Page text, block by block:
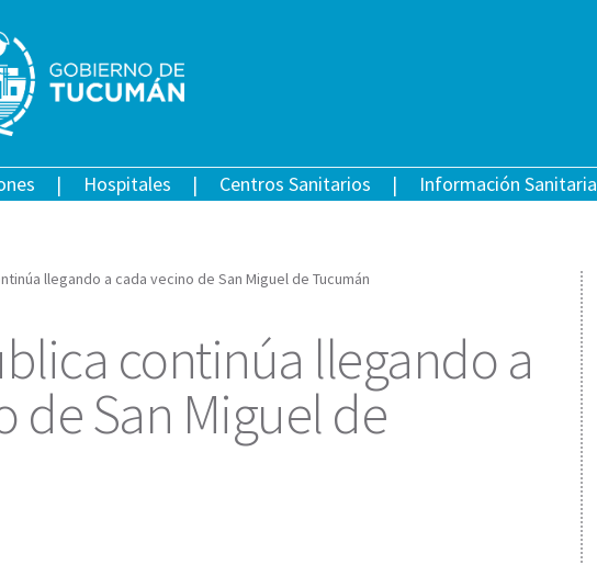
Hospitales Centros Sanitarios Información Sanitaria
llegando a cada vecino de San Miguel de Tucumán
continúa llegando a
de San Miguel de